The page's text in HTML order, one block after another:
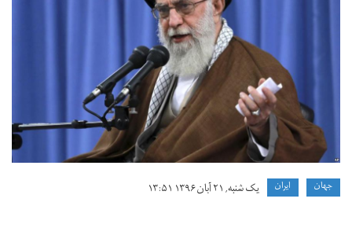
0da93736de62_w1200_r1_s.jpg
جهان ايران یک شنبه, ۲۱ آبان ۱۳۹۶ ۱۳:۵۱